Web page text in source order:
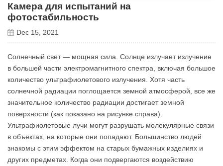
Камера для испытаний на
фотостабильность
Dec 15, 2021
Солнечный свет — мощная сила. Солнце излучает излучение
в большей части электромагнитного спектра, включая большое
количество ультрафиолетового излучения. Хотя часть
солнечной радиации поглощается земной атмосферой, все же
значительное количество радиации достигает земной
поверхности (как показано на рисунке справа).
Ультрафиолетовые лучи могут разрушать молекулярные связи
в объектах, на которые они попадают. Большинство людей
знакомы с этим эффектом на старых бумажных изделиях и
других предметах. Когда они подвергаются воздействию